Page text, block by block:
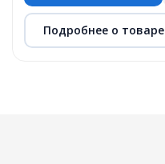
Подробнее о товаре